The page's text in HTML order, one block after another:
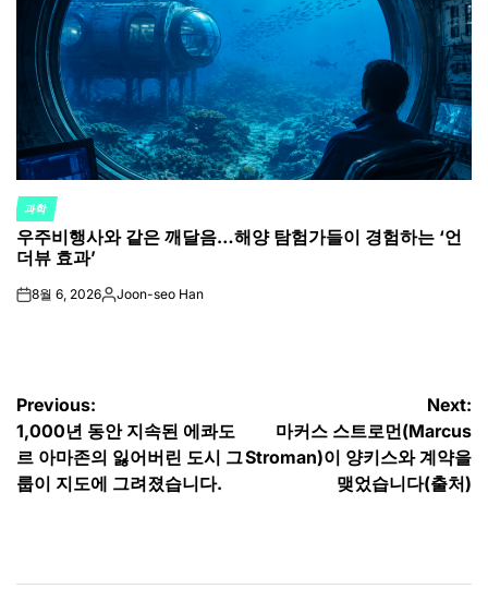
POSTED
IN
과학
우주비행사와 같은 깨달음…해양 탐험가들이 경험하는 ‘언
더뷰 효과’
on8월 6, 2026Posted
Joon-seo Han
글
탐
색
Previous:
1,000년 동안 지속된 에콰도
르 아마존의 잃어버린 도시 그
룹이 지도에 그려졌습니다.
Next:
마커스 스트로먼(Marcus
Stroman)이 양키스와 계약을
맺었습니다(출처)